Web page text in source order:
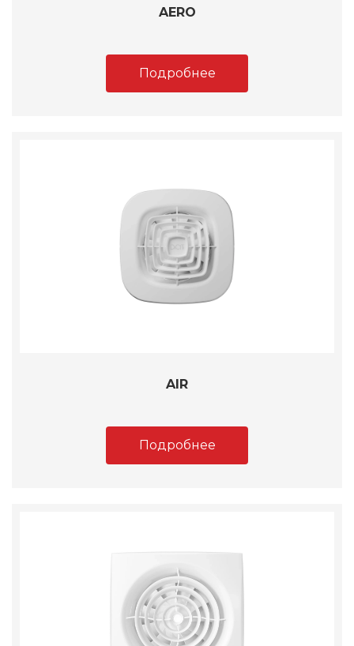
AERO
Подробнее
AIR
Подробнее